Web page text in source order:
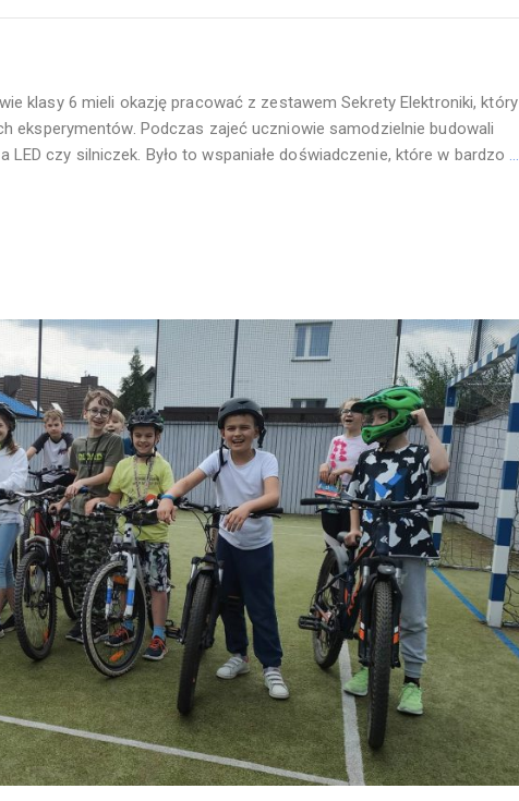
klasy 6 mieli okazję pracować z zestawem Sekrety Elektroniki, który
eksperymentów. Podczas zajeć uczniowie samodzielnie budowali
czy silniczek. Było to wspaniałe doświadczenie, które w bardzo …